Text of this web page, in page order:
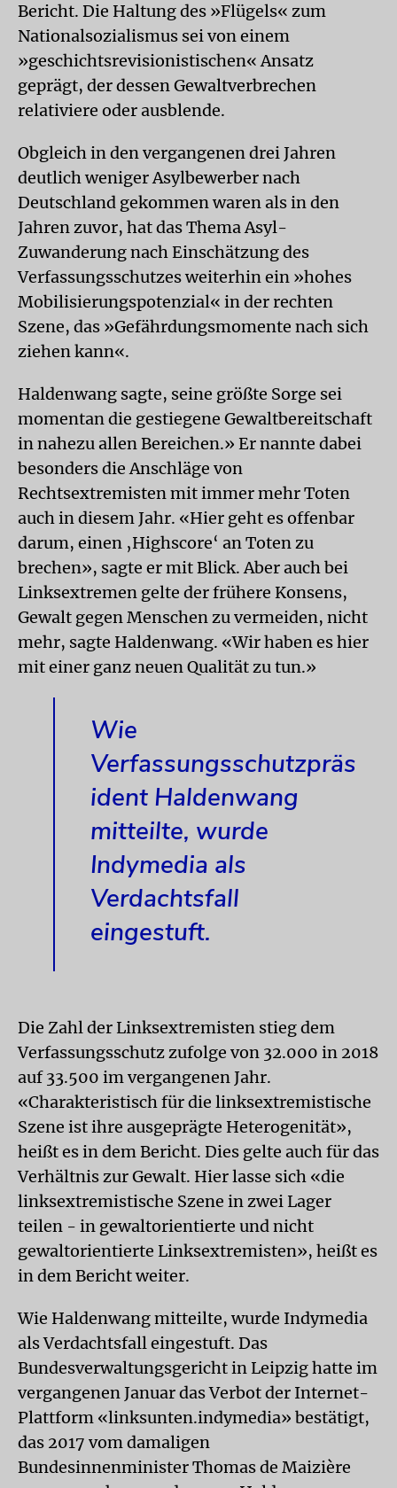
Bericht. Die Haltung des »Flügels« zum
Nationalsozialismus sei von einem
»geschichtsrevisionistischen« Ansatz
geprägt, der dessen Gewaltverbrechen
relativiere oder ausblende.
Obgleich in den vergangenen drei Jahren
deutlich weniger Asylbewerber nach
Deutschland gekommen waren als in den
Jahren zuvor, hat das Thema Asyl-
Zuwanderung nach Einschätzung des
Verfassungsschutzes weiterhin ein »hohes
Mobilisierungspotenzial« in der rechten
Szene, das »Gefährdungsmomente nach sich
ziehen kann«.
Haldenwang sagte, seine größte Sorge sei
momentan die gestiegene Gewaltbereitschaft
in nahezu allen Bereichen.» Er nannte dabei
besonders die Anschläge von
Rechtsextremisten mit immer mehr Toten
auch in diesem Jahr. «Hier geht es offenbar
darum, einen ‚Highscore‘ an Toten zu
brechen», sagte er mit Blick. Aber auch bei
Linksextremen gelte der frühere Konsens,
Gewalt gegen Menschen zu vermeiden, nicht
mehr, sagte Haldenwang. «Wir haben es hier
mit einer ganz neuen Qualität zu tun.»
Wie
Verfassungsschutzpräs
ident Haldenwang
mitteilte, wurde
Indymedia als
Verdachtsfall
eingestuft.
Die Zahl der Linksextremisten stieg dem
Verfassungsschutz zufolge von 32.000 in 2018
auf 33.500 im vergangenen Jahr.
«Charakteristisch für die linksextremistische
Szene ist ihre ausgeprägte Heterogenität»,
heißt es in dem Bericht. Dies gelte auch für das
Verhältnis zur Gewalt. Hier lasse sich «die
linksextremistische Szene in zwei Lager
teilen - in gewaltorientierte und nicht
gewaltorientierte Linksextremisten», heißt es
in dem Bericht weiter.
Wie Haldenwang mitteilte, wurde Indymedia
als Verdachtsfall eingestuft. Das
Bundesverwaltungsgericht in Leipzig hatte im
vergangenen Januar das Verbot der Internet-
Plattform «linksunten.indymedia» bestätigt,
das 2017 vom damaligen
Bundesinnenminister Thomas de Maizière